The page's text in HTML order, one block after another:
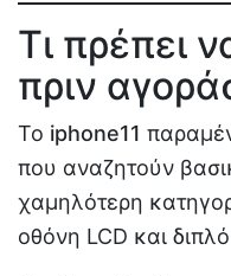
Τι πρέπει
πριν
Το iphone11
που αναζητούν
χαμηλότερη
οθόνη LCD και